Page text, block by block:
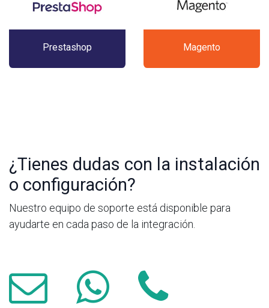
Prestashop Magento
¿Tienes dudas con la instalación
o configuración?
Nuestro equipo de soporte está disponible para
ayudarte en cada paso de la integración.